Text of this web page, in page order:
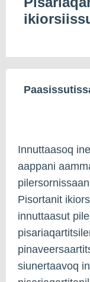
Innuttaasoq
aappani
Pisortanit
innuttaasut
siunertaavoq